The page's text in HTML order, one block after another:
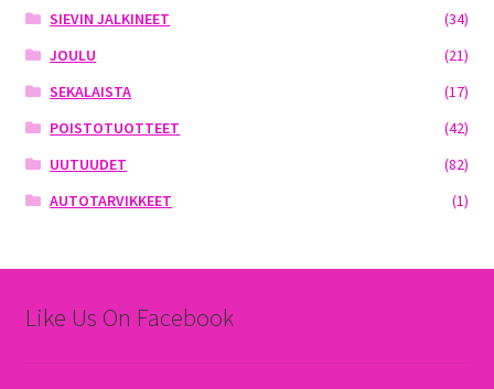
SIEVIN JALKINEET
(34)
JOULU
(21)
SEKALAISTA
(17)
POISTOTUOTTEET
(42)
UUTUUDET
(82)
AUTOTARVIKKEET
(1)
Like Us On Facebook